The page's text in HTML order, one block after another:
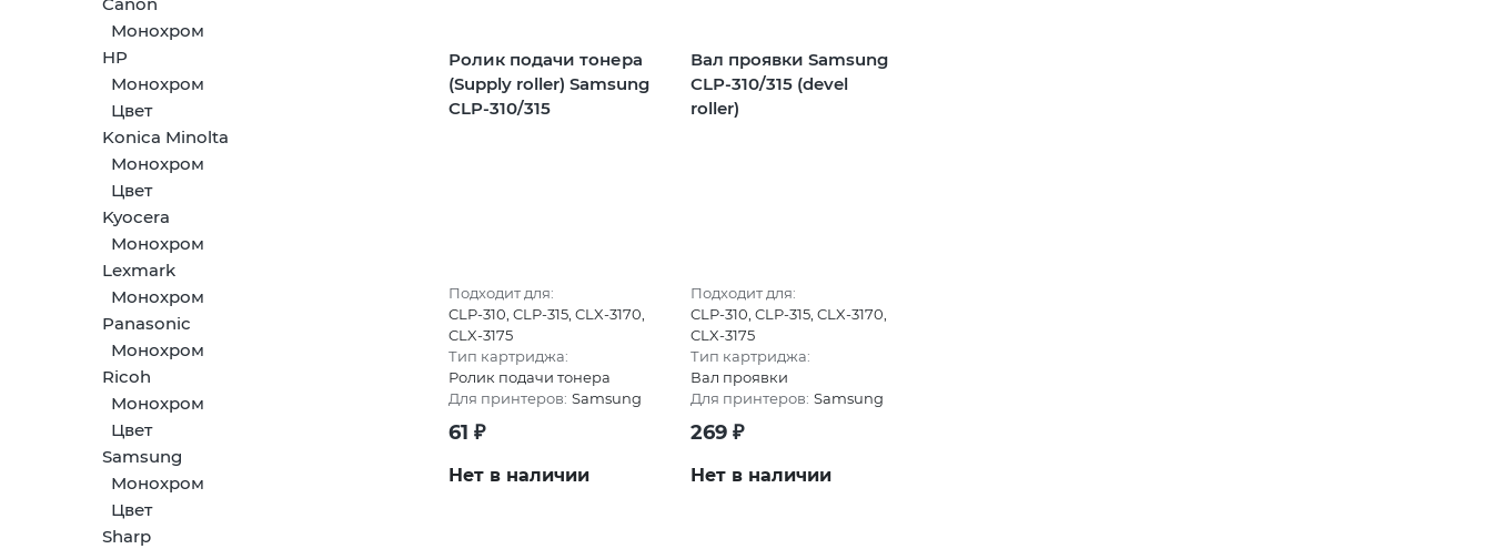
Монохром
HP
Монохром
Цвет
Konica Minolta
Монохром
Цвет
Kyocera
Монохром
Lexmark
Монохром
Panasonic
Монохром
Ricoh
Монохром
Цвет
Samsung
Монохром
Цвет
Sharp
Ролик подачи тонера
(Supply roller) Samsung
CLP-310/315
Подходит для:
CLP-310, CLP-315, CLX-3170,
CLX-3175
Тип картриджа:
Ролик подачи тонера
Для принтеров: Samsung
61 ₽
Нет в наличии
Вал проявки Samsung
CLP-310/315 (devel
roller)
Подходит для:
CLP-310, CLP-315, CLX-3170,
CLX-3175
Тип картриджа:
Вал проявки
Для принтеров: Samsung
269₽
Нет в наличии